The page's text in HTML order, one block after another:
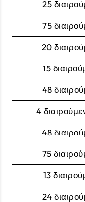
25
75
20
15
48
4
48
75
13
24